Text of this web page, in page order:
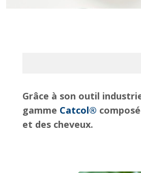
Grâce à son outil
gamme Catcol®
et des cheveux.